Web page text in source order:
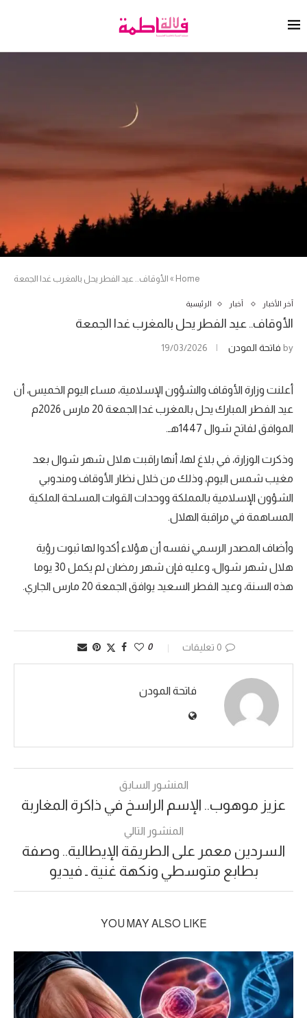
Home
» الأوقاف.. عيد الفطر يحل بالمغرب غدا الجمعة
آخر الأخبار أخبار الرئيسية
الأوقاف.. عيد الفطر يحل بالمغرب غدا الجمعة
by فاتحة المودن 19/03/2026
أعلنت وزارة الأوقاف والشؤون الإسلامية، مساء اليوم الخميس، أن
عيد الفطر المبارك يحل بالمغرب غدا الجمعة 20 مارس 2026م
الموافق لفاتح شوال 1447هـ.
وذكرت الوزارة، في بلاغ لها، أنها راقبت هلال شهر شوال بعد
مغيب شمس اليوم، وذلك من خلال نظار الأوقاف ومندوبي
الشؤون الإسلامية بالمملكة ووحدات القوات المسلحة الملكية
المساهمة في مراقبة الهلال.
وأضاف المصدر الرسمي نفسه أن هؤلاء أكدوا لها ثبوت رؤية
هلال شهر شوال، وعليه فإن شهر رمضان لم يكمل 30 يوما
هذه السنة، وعيد الفطر السعيد يوافق الجمعة 20 مارس الجاري.
0 تعليقات 0
فاتحة المودن
المنشور السابق
عزيز موهوب.. الإسم الراسخ في ذاكرة المغاربة
المنشور التالي
السردين معمر على الطريقة الإيطالية.. وصفة
بطابع متوسطي ونكهة غنية ـ فيديو
YOU MAY ALSO LIKE